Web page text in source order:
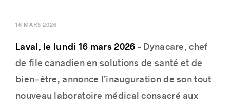
Histoires de réussite
16 MARS 2026
Laval, le lundi 16 mars 2026 – Dynacare, chef
de file canadien en solutions de santé et de
bien‑être, annonce l’inauguration de son tout
nouveau laboratoire médical consacré aux